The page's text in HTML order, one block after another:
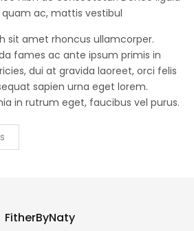
ac, mattis vestibul
sit amet rhoncus ullamcorper.
fames ac ante ipsum primis in
dui at gravida laoreet, orci felis
sapien urna eget lorem.
in rutrum eget, faucibus vel purus.
FitherByNaty